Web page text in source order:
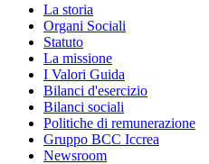
La storia
Organi Sociali
Statuto
La missione
I Valori Guida
Bilanci d'esercizio
Bilanci sociali
Politiche di remunerazione
Gruppo BCC Iccrea
Newsroom